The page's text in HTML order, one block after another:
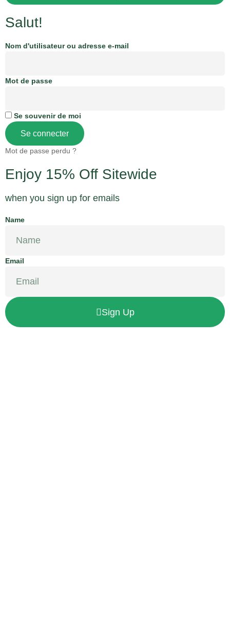
Salut!
Nom d'utilisateur ou adresse e-mail
Mot de passe
Se souvenir de moi
Se connecter
Mot de passe perdu ?
Enjoy 15% Off Sitewide
when you sign up for emails
Name
Email
Sign Up